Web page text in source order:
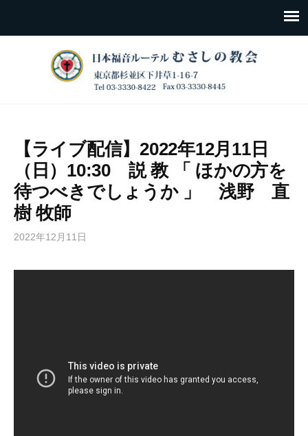
【ライブ配信】2022年12月11日
（日）10:30 説 教 「 ほかの方を
待つべきでしょうか 」 浅野 直
樹 牧師
2022年12月11日